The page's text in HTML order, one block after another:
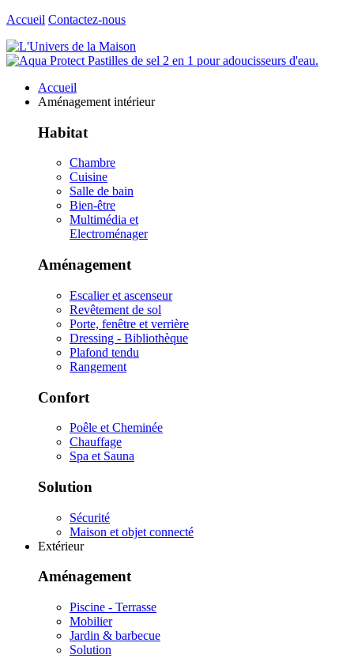
Accueil Contactez-nous
Accueil
Aménagement intérieur
Habitat
Chambre
Cuisine
Salle de bain
Bien-être
Multimédia et
Electroménager
Aménagement
Escalier et ascenseur
Revêtement de sol
Porte, fenêtre et verrière
Dressing - Bibliothèque
Plafond tendu
Rangement
Confort
Poêle et Cheminée
Chauffage
Spa et Sauna
Solution
Sécurité
Maison et objet connecté
Extérieur
Aménagement
Piscine - Terrasse
Mobilier
Jardin & barbecue
Solution